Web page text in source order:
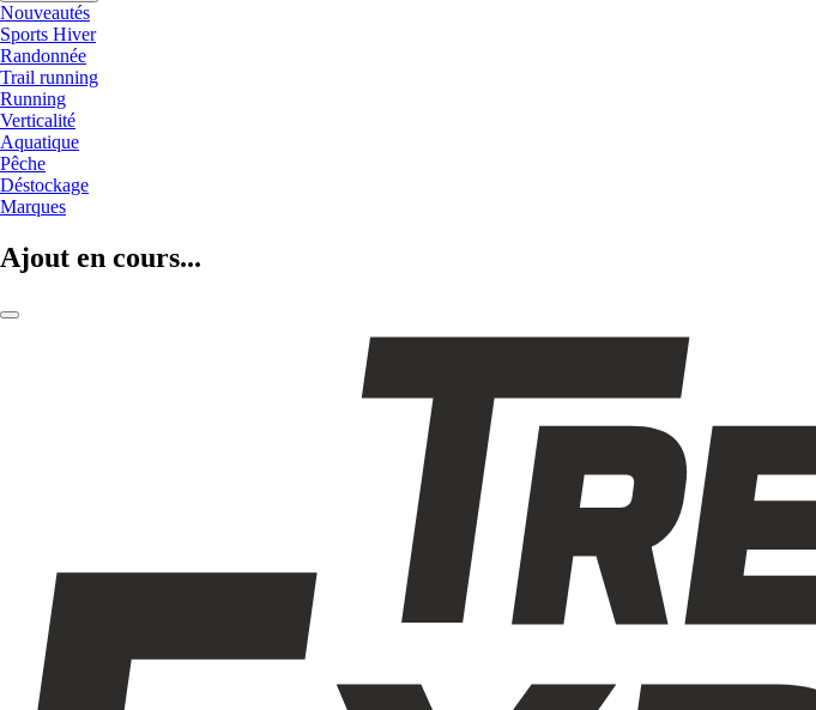
Nouveautés
Sports Hiver
Randonnée
Trail running
Running
Verticalité
Aquatique
Pêche
Déstockage
Marques
Ajout en cours...